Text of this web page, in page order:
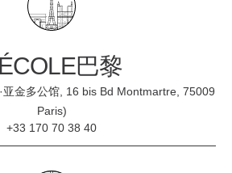
巴黎
亚金多公馆, 16 bis Bd Montmartre, 75009
Paris)
+33 170 70 38 40